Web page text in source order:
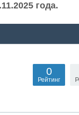
года.
0
Рейтинг